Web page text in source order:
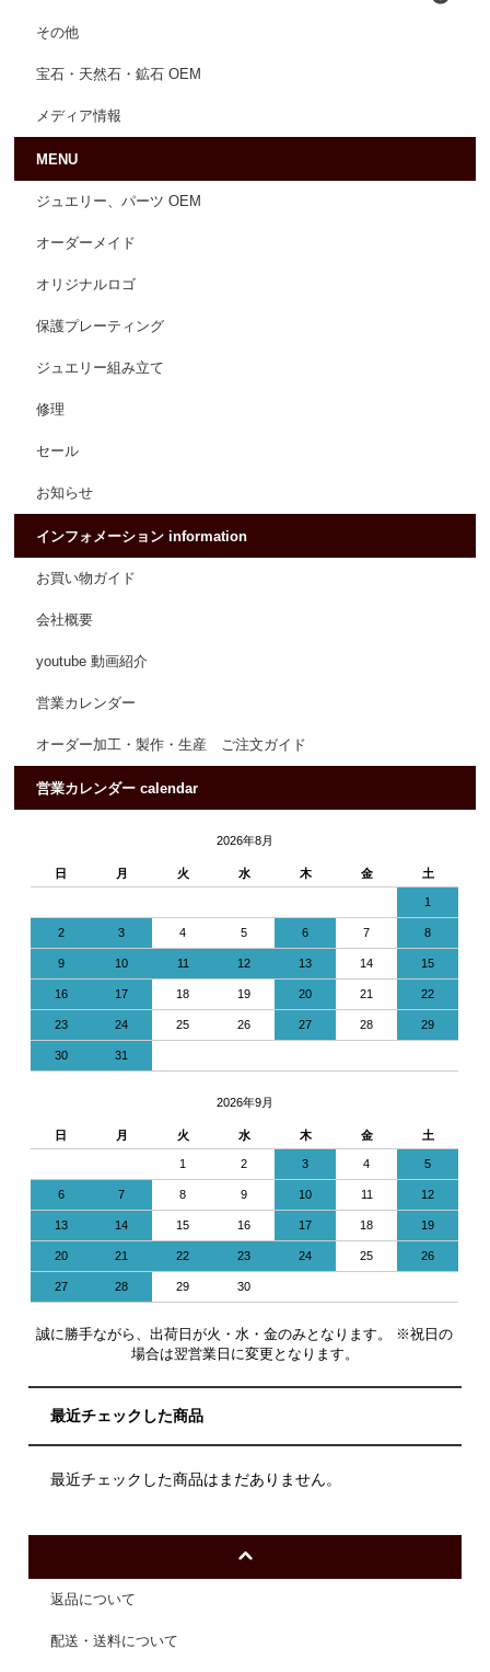
その他
宝石・天然石・鉱石 OEM
メディア情報
MENU
ジュエリー、パーツ OEM
オーダーメイド
オリジナルロゴ
保護プレーティング
ジュエリー組み立て
修理
セール
お知らせ
インフォメーション information
お買い物ガイド
会社概要
youtube 動画紹介
営業カレンダー
オーダー加工・製作・生産 ご注文ガイド
営業カレンダー calendar
2026年8月
日 月 火 水 木 金 土
1
2 3 4 5 6 7 8
9 10 11 12 13 14 15
16 17 18 19 20 21 22
23 24 25 26 27 28 29
30 31
2026年9月
日 月 火 水 木 金 土
1 2 3 4 5
6 7 8 9 10 11 12
13 14 15 16 17 18 19
20 21 22 23 24 25 26
27 28 29 30
誠に勝手ながら、出荷日が火・水・金のみとなります。 ※祝日の
場合は翌営業日に変更となります。
最近チェックした商品
最近チェックした商品はまだありません。
返品について
配送・送料について